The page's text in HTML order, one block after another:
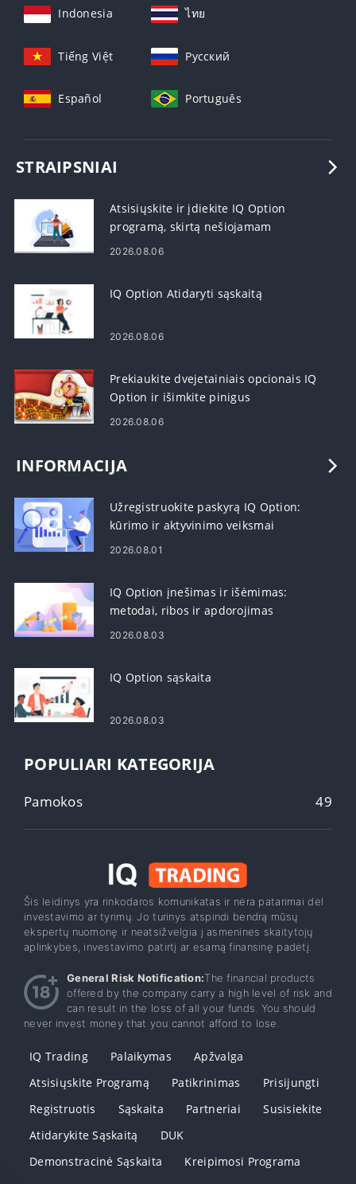
Indonesia ไทย
Tiếng Việt Русский
Español Português
STRAIPSNIAI
Atsisiųskite ir įdiekite IQ Option
programą, skirtą nešiojamam
kompiuteriui / asmeniniam
2026.08.06
IQ Option Atidaryti sąskaitą
2026.08.06
Prekiaukite dvejetainiais opcionais IQ
Option ir išimkite pinigus
2026.08.06
INFORMACIJA
Užregistruokite paskyrą IQ Option:
kūrimo ir aktyvinimo veiksmai
2026.08.01
IQ Option įnešimas ir išėmimas:
metodai, ribos ir apdorojimas
2026.08.03
IQ Option sąskaita
2026.08.03
POPULIARI KATEGORIJA
Pamokos 49
Šis leidinys yra rinkodaros komunikatas ir nėra patarimai dėl
investavimo ar tyrimų. Jo turinys atspindi bendrą mūsų
ekspertų nuomonę ir neatsižvelgia į asmenines skaitytojų
aplinkybes, investavimo patirtį ar esamą finansinę padėtį.
General Risk Notification:The financial products
offered by the company carry a high level of risk and
can result in the loss of all your funds. You should
never invest money that you cannot afford to lose.
IQ Trading Palaikymas
Apžvalga
Atsisiųskite Programą
Patikrinimas
Prisijungti
Registruotis
Sąskaita Partneriai
Susisiekite
Atidarykite Sąskaitą
DUK
Demonstracinė Sąskaita
Kreipimosi Programa